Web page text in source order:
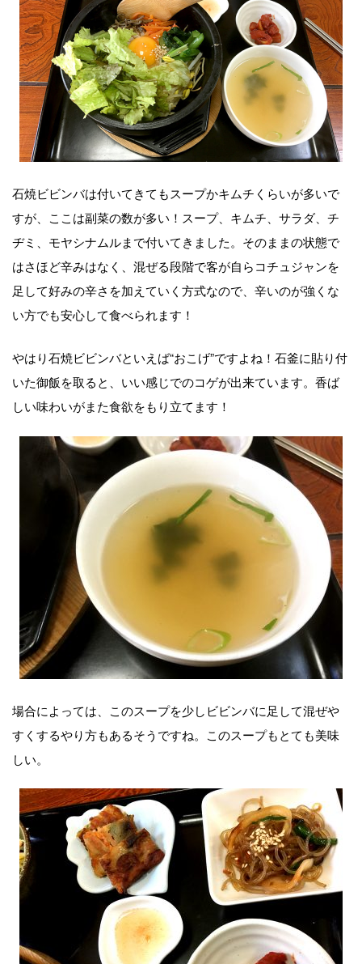
石焼ビビンバは付いてきてもスープかキムチくらいが多いで
すが、ここは副菜の数が多い！スープ、キムチ、サラダ、チ
ヂミ、モヤシナムルまで付いてきました。そのままの状態で
はさほど辛みはなく、混ぜる段階で客が自らコチュジャンを
足して好みの辛さを加えていく方式なので、辛いのが強くな
い方でも安心して食べられます！
やはり石焼ビビンバといえば“おこげ”ですよね！石釜に貼り付
いた御飯を取ると、いい感じでのコゲが出来ています。香ば
しい味わいがまた食欲をもり立てます！
場合によっては、このスープを少しビビンバに足して混ぜや
すくするやり方もあるそうですね。このスープもとても美味
しい。